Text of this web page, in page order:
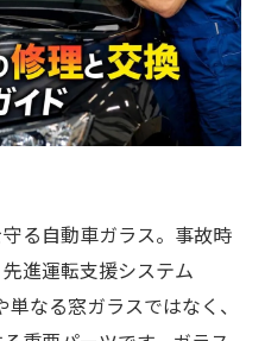
る自動車ガラス。事故時
進運転支援システム
単なる窓ガラスではなく、